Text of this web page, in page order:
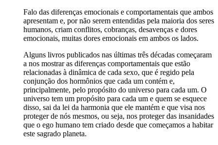
Falo das diferenças emocionais e comportamentais que ambos
apresentam e, por não serem entendidas pela maioria dos seres
humanos, criam conflitos, cobranças, desavenças e dores
emocionais, muitas dores emocionais em ambos os lados.
Alguns livros publicados nas últimas três décadas começaram
a nos mostrar as diferenças comportamentais que estão
relacionadas à dinâmica de cada sexo, que é regido pela
conjunção dos hormônios que cada um contém e,
principalmente, pelo propósito do universo para cada um. O
universo tem um propósito para cada um e quem se esquece
disso, sai da lei da harmonia que ele mantém e que visa nos
proteger de nós mesmos, ou seja, nos proteger das insanidades
que o ego humano tem criado desde que começamos a habitar
este sagrado planeta.